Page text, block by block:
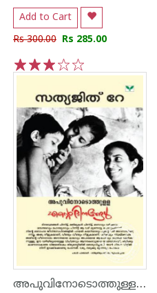
Add to Cart
Rs 300.00 Rs 285.00
5
4
3
2
1
അപുവിനോടൊത്തുള്ള എന്റെ ദിനങ്ങള്‍